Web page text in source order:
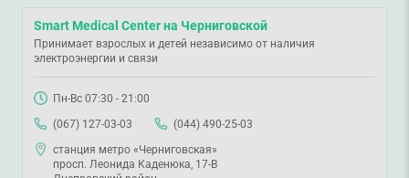
Smart Medical Center на Черниговской
Принимает взрослых и детей независимо от наличия
электроэнергии и связи
Пн-Вс 07:30 - 21:00
(067) 127-03-03
(044) 490-25-03
станция метро «Черниговская»
просп. Леонида Каденюка, 17-В